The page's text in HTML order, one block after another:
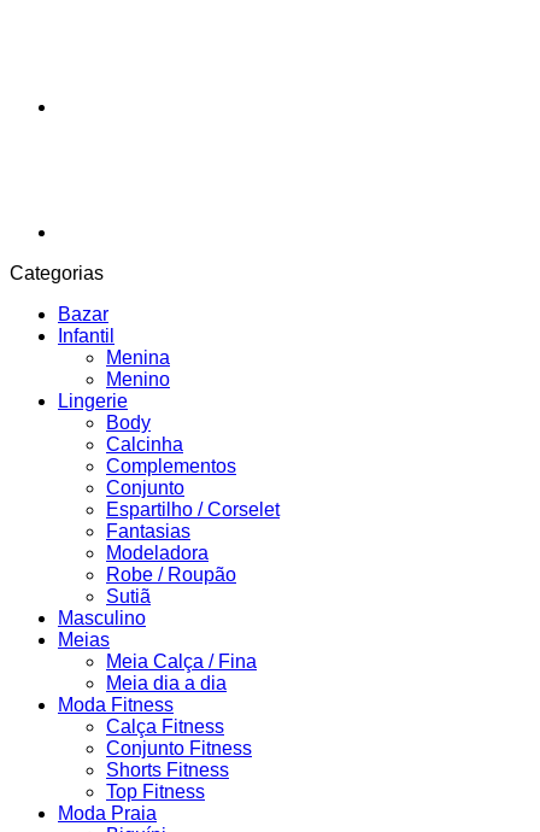
Categorias
Bazar
Infantil
Menina
Menino
Lingerie
Body
Calcinha
Complementos
Conjunto
Espartilho / Corselet
Fantasias
Modeladora
Robe / Roupão
Sutiã
Masculino
Meias
Meia Calça / Fina
Meia dia a dia
Moda Fitness
Calça Fitness
Conjunto Fitness
Shorts Fitness
Top Fitness
Moda Praia